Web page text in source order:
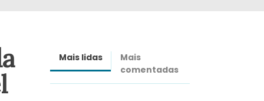
Mais lidas
Mais
comentadas